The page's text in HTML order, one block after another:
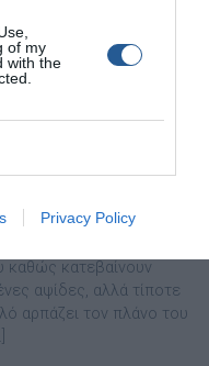
of my
with the
Privacy Policy
των
βυθοµέτρου, όµως
καθώς κατεβαίνουν
αψίδες, αλλά τίποτε
αρπάζει τον πλάνο του